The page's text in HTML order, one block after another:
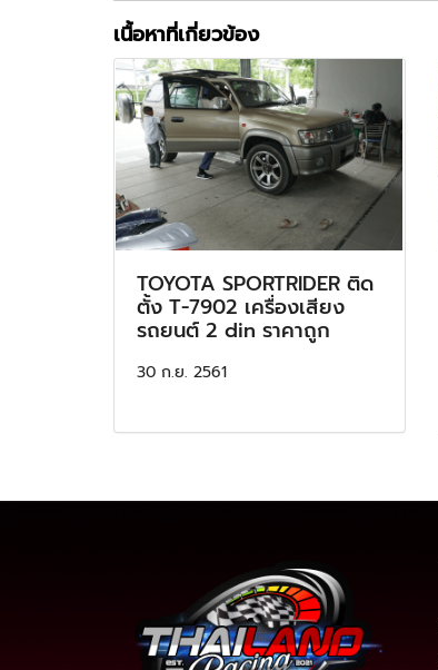
เนื้อหาที่เกี่ยวข้อง
TOYOTA SPORTRIDER ติด
ตั้ง T-7902 เครื่องเสียง
รถยนต์ 2 din ราคาถูก
30 ก.ย. 2561